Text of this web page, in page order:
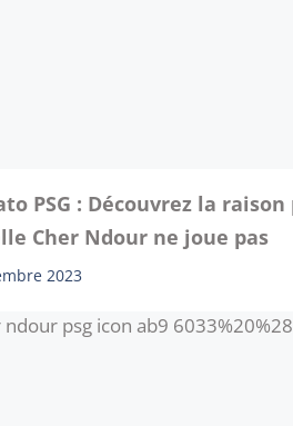
PSG : Découvrez la
Cher Ndour ne joue pas
2023